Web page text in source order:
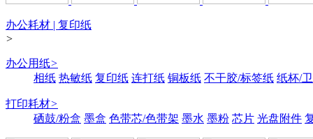
办公耗材 | 复印纸
>
办公用纸>
相纸 热敏纸 复印纸 连打纸 铜板纸 不干胶/标签纸 纸杯/
打印耗材>
硒鼓/粉盒 墨盒 色带芯/色带架 墨水 墨粉 芯片 光盘附件